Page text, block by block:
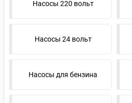
Насосы 220 вольт
Насосы 24 вольт
Насосы для бензина